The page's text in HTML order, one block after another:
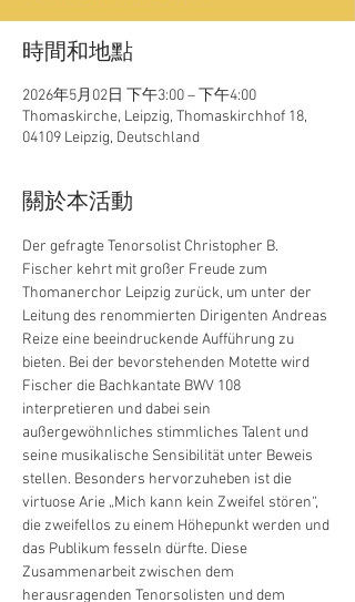
時間和地點
2026年5月02日 下午3:00 – 下午4:00
Thomaskirche, Leipzig, Thomaskirchhof 18,
04109 Leipzig, Deutschland
關於本活動
Der gefragte Tenorsolist Christopher B.
Fischer kehrt mit großer Freude zum
Thomanerchor Leipzig zurück, um unter der
Leitung des renommierten Dirigenten Andreas
Reize eine beeindruckende Aufführung zu
bieten. Bei der bevorstehenden Motette wird
Fischer die Bachkantate BWV 108
interpretieren und dabei sein
außergewöhnliches stimmliches Talent und
seine musikalische Sensibilität unter Beweis
stellen. Besonders hervorzuheben ist die
virtuose Arie „Mich kann kein Zweifel stören“,
die zweifellos zu einem Höhepunkt werden und
das Publikum fesseln dürfte. Diese
Zusammenarbeit zwischen dem
herausragenden Tenorsolisten und dem